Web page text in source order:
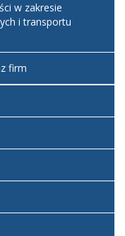
w zakresie
i transportu
firm